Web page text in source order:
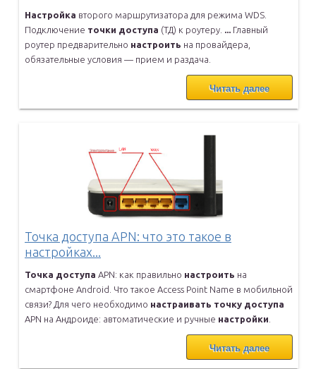
Настройка второго маршрутизатора для режима WDS.
Подключение точки доступа (ТД) к роутеру. ... Главный
роутер предварительно настроить на провайдера,
обязательные условия — прием и раздача.
Читать далее
Точка доступа APN: что это такое в
настройках...
Точка доступа APN: как правильно настроить на
смартфоне Android. Что такое Access Point Name в мобильной
связи? Для чего необходимо настраивать точку доступа
APN на Андроиде: автоматические и ручные настройки
Читать далее